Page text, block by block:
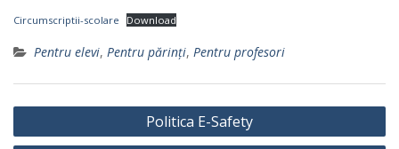
Circumscriptii-scolare Download
Pentru elevi, Pentru părinţi, Pentru profesori
Navigare
în
Politica E-Safety